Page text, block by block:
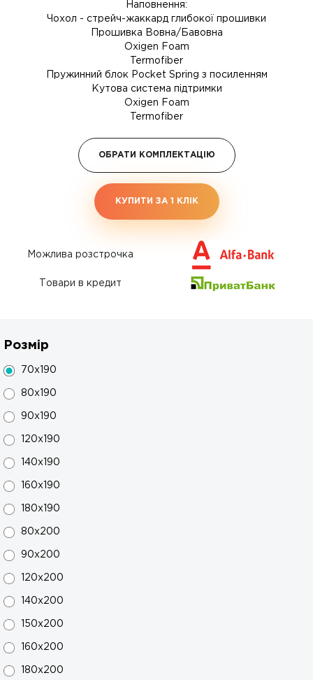
Наповнення:
Чохол - стрейч-жаккард глибокої прошивки
Прошивка Вовна/Бавовна
Oxigen Foam
Termofiber
Пружинний блок Pocket Spring з посиленням
Кутова система підтримки
Oxigen Foam
Termofiber
ОБРАТИ КОМПЛЕКТАЦІЮ
КУПИТИ ЗА 1 КЛIК
Можлива розстрочка
Товари в кредит
Розмір
70x190
80x190
90x190
120x190
140x190
160x190
180x190
80x200
90x200
120x200
140x200
150x200
160x200
180x200